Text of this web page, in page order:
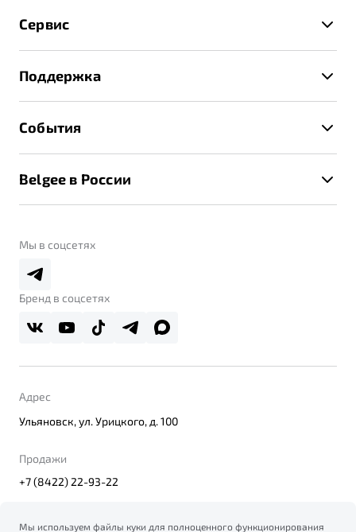
Записаться на тест-драйв
Получить предложение
Трейд-ин
Страхование
Расчет КАСКО
Сервис
Руководство по эксплуатации
Техническое обслуживание
Калькулятор ТО
Поддержка
Помощь на дорогах
Belgee Линк
Belgee Плюс
Реферальная программа
События
Контакты
Belgee в России
О дилерском центре
Правовая информация
Мы в соцсетях
Бренд в соцсетях
Адрес
Ульяновск, ул. Урицкого, д. 100
Продажи
+7 (8422) 22-93-22
Мы используем файлы куки для полноценного функционирования